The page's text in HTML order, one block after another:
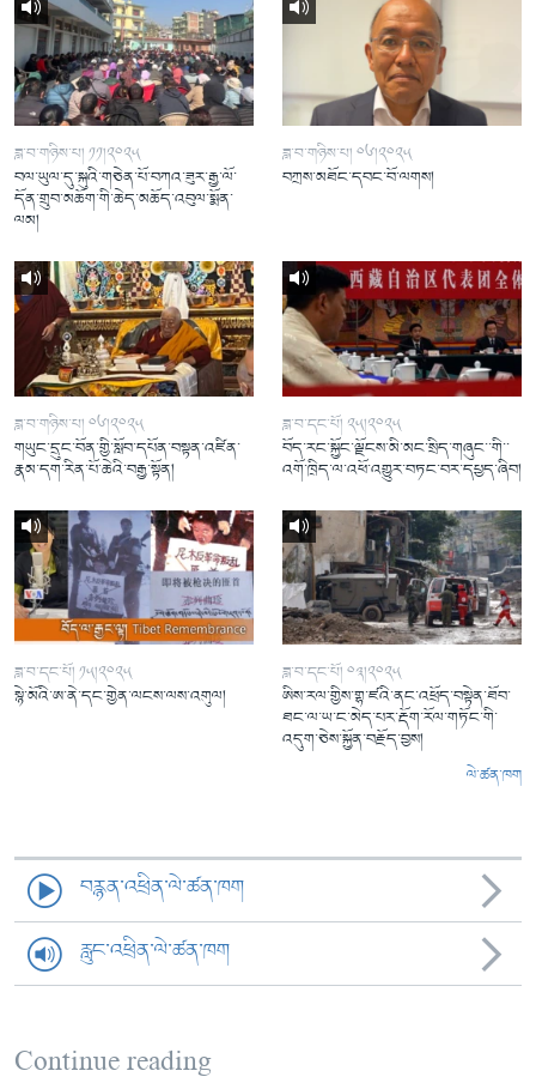
ཟླ་བ་གཉིས་པ། ༡༡།༢༠༢༥
བལ་ཡུལ་དུ་སྐུའི་གཅེན་པོ་བཀའ་ཟུར་རྒྱ་ལོ་
དོན་གྲུབ་མཆོག་གི་ཆེད་མཆོད་འབུལ་སྨོན་
ལམ།
ཟླ་བ་གཉིས་པ། ༠༦།༢༠༢༥
བཀྲས་མཐོང་དབང་བོ་ལགས།
ཟླ་བ་གཉིས་པ། ༠༦།༢༠༢༥
གཡུང་དྲུང་བོན་གྱི་སློབ་དཔོན་བསྟན་འཛིན་
རྣམ་དག་རིན་པོ་ཆེའི་བརྒྱ་སྟོན།
ཟླ་བ་དང་པོ། ༢༥།༢༠༢༥
བོད་རང་སྐྱོང་ལྗོངས་མི་མང་སྲིད་གཞུང་་གི་་
འགོ་ཁྲིད་ལ་འཕོ་འགྱུར་བཏང་བར་དཔྱད་ཞིབ།
ཟླ་བ་དང་པོ། ༡༥།༢༠༢༥
སྙེ་མོའི་ཨ་ནེ་དང་གྱེན་ལངས་ལས་འགུལ།
ཟླ་བ་དང་པོ། ༠༣།༢༠༢༥
ཨིས་རལ་གྱིས་གྷ་ཛའི་ནང་འཕྲོད་བསྟེན་ཐོབ་
ཐང་ལ་ཡ་ང་མེད་པར་རྡོག་རོལ་གཏོང་གི་
འདུག་ཅེས་སྐྱོན་བརྗོད་བྱས།
ལེ་ཚན་ཁག
བརྙན་འཕྲིན་ལེ་ཚན་ཁག
རླུང་འཕྲིན་ལེ་ཚན་ཁག
Continue reading